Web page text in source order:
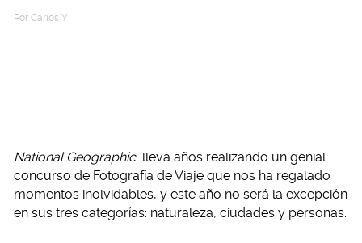
Por Carlos Y
National Geographic lleva años realizando un genial
concurso de Fotografía de Viaje que nos ha regalado
momentos inolvidables, y este año no será la excepción
en sus tres categorías: naturaleza, ciudades y personas.